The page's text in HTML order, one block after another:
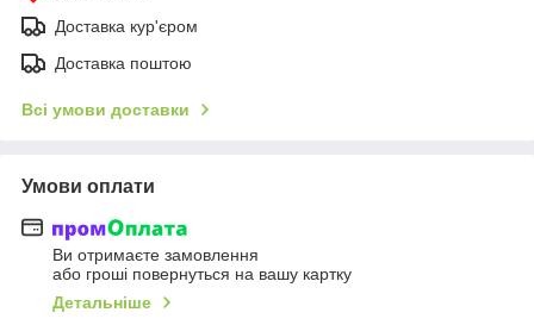
Доставка кур'єром
Доставка поштою
Всі умови доставки
Умови оплати
Ви отримаєте замовлення
або гроші повернуться на вашу картку
Детальніше